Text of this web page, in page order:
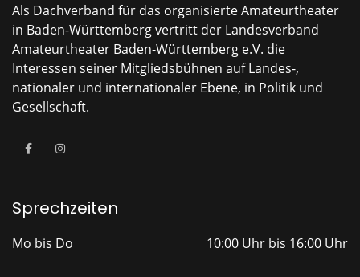
Als Dachverband für das organisierte Amateurtheater
in Baden-Württemberg vertritt der Landesverband
Amateurtheater Baden-Württemberg e.V. die
Interessen seiner Mitgliedsbühnen auf Landes-,
nationaler und internationaler Ebene, in Politik und
Gesellschaft.
Sprechzeiten
Mo bis Do 10:00 Uhr bis 16:00 Uhr